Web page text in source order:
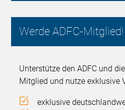
Werde ADFC-Mitglied!
Unterstütze den ADFC und
Mitglied und nutze exklusive
exklusive